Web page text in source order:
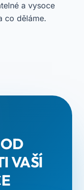
a vysoce
co děláme.
VAŠÍ